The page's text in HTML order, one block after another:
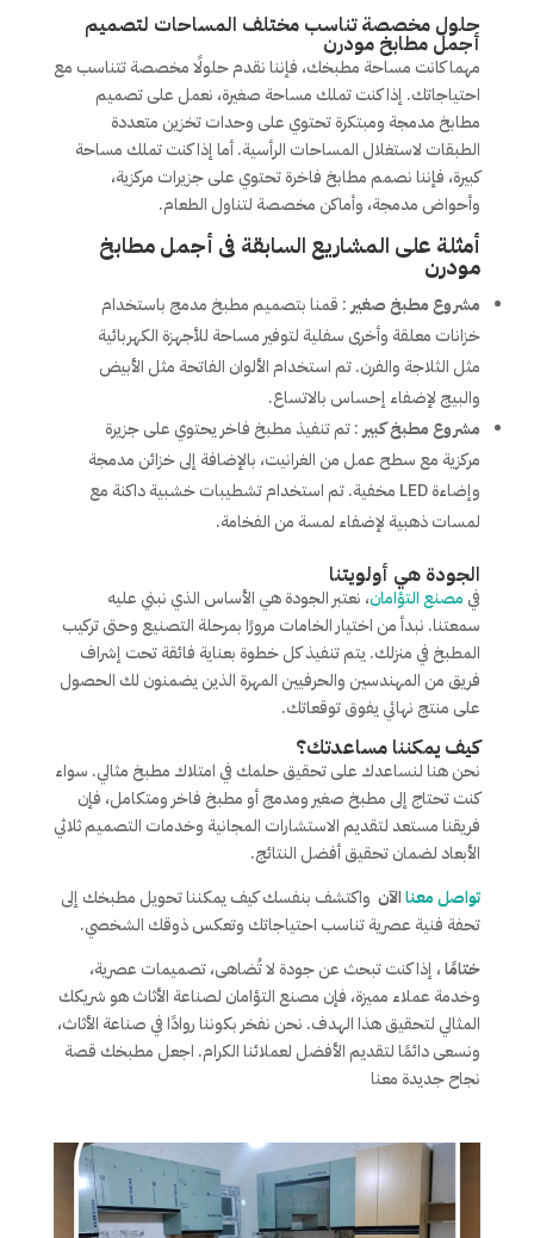
حلول مخصصة تناسب مختلف المساحات لتصميم
أجمل مطابخ مودرن
مهما كانت مساحة مطبخك، فإننا نقدم حلولًا مخصصة تتناسب مع
احتياجاتك. إذا كنت تملك مساحة صغيرة، نعمل على تصميم
مطابخ مدمجة ومبتكرة تحتوي على وحدات تخزين متعددة
الطبقات لاستغلال المساحات الرأسية. أما إذا كنت تملك مساحة
كبيرة، فإننا نصمم مطابخ فاخرة تحتوي على جزيرات مركزية،
وأحواض مدمجة، وأماكن مخصصة لتناول الطعام.
أمثلة على المشاريع السابقة فى أجمل مطابخ
مودرن
مشروع مطبخ صغير: قمنا بتصميم مطبخ مدمج باستخدام
خزانات معلقة وأخرى سفلية لتوفير مساحة للأجهزة الكهربائية
مثل الثلاجة والفرن. تم استخدام الألوان الفاتحة مثل الأبيض
والبيج لإضفاء إحساس بالاتساع.
مشروع مطبخ كبير: تم تنفيذ مطبخ فاخر يحتوي على جزيرة
مركزية مع سطح عمل من الغرانيت، بالإضافة إلى خزائن مدمجة
وإضاءة LED مخفية. تم استخدام تشطيبات خشبية داكنة مع
لمسات ذهبية لإضفاء لمسة من الفخامة.
الجودة هي أولويتنا
في مصنع التؤامان، نعتبر الجودة هي الأساس الذي نبني عليه
سمعتنا. نبدأ من اختيار الخامات مرورًا بمرحلة التصنيع وحتى تركيب
المطبخ في منزلك. يتم تنفيذ كل خطوة بعناية فائقة تحت إشراف
فريق من المهندسين والحرفيين المهرة الذين يضمنون لك الحصول
على منتج نهائي يفوق توقعاتك.
كيف يمكننا مساعدتك؟
نحن هنا لنساعدك على تحقيق حلمك في امتلاك مطبخ مثالي. سواء
كنت تحتاج إلى مطبخ صغير ومدمج أو مطبخ فاخر ومتكامل، فإن
فريقنا مستعد لتقديم الاستشارات المجانية وخدمات التصميم ثلاثي
الأبعاد لضمان تحقيق أفضل النتائج.
تواصل معناالآن واكتشف بنفسك كيف يمكننا تحويل مطبخك إلى
تحفة فنية عصرية تناسب احتياجاتك وتعكس ذوقك الشخصي.
ختامًا، إذا كنت تبحث عن جودة لا تُضاهى، تصميمات عصرية،
وخدمة عملاء مميزة، فإن مصنع التؤامان لصناعة الأثاث هو شريكك
المثالي لتحقيق هذا الهدف. نحن نفخر بكوننا روادًا في صناعة الأثاث،
ونسعى دائمًا لتقديم الأفضل لعملائنا الكرام. اجعل مطبخك قصة
نجاح جديدة معنا